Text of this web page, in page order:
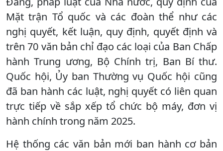
Mặt trận Tổ quốc và các đoàn thể như các
nghị quyết, kết luận, quy định, quyết định và
trên 70 văn bản chỉ đạo các loại của Ban Chấp
hành Trung ương, Bộ Chính trị, Ban Bí thư.
Quốc hội, Ủy ban Thường vụ Quốc hội cũng
đã ban hành các luật, nghị quyết có liên quan
trực tiếp về sắp xếp tổ chức bộ máy, đơn vị
hành chính trong năm 2025.
Hệ thống các văn bản mới ban hành cơ bản